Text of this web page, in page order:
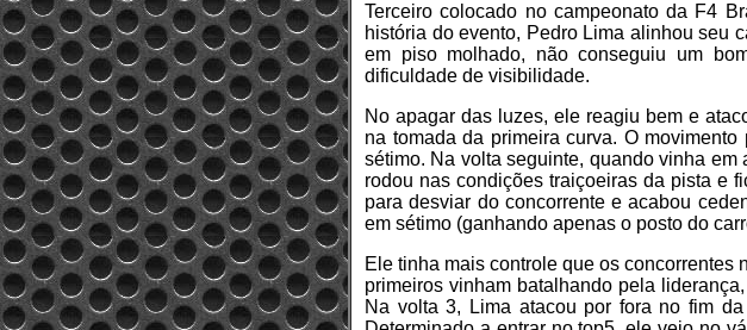
Terceiro colocado no campeonato da F4
história do evento, Pedro Lima alinhou seu
em piso molhado, não conseguiu um
dificuldade de visibilidade.
No apagar das luzes, ele reagiu bem e
na tomada da primeira curva. O
sétimo. Na volta seguinte, quando vinha
rodou nas condições traiçoeiras da pista e
para desviar do concorrente e acabou
em sétimo (ganhando apenas o posto do
Ele tinha mais controle que os
primeiros vinham batalhando pela
Na volta 3, Lima atacou por fora no fim